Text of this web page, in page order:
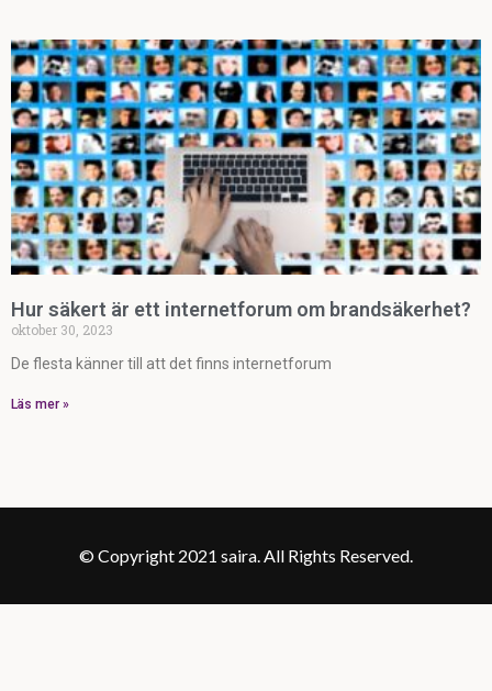
Hur säkert är ett internetforum om brandsäkerhet?
oktober 30, 2023
De flesta känner till att det finns internetforum
Läs mer »
© Copyright 2021 saira. All Rights Reserved.